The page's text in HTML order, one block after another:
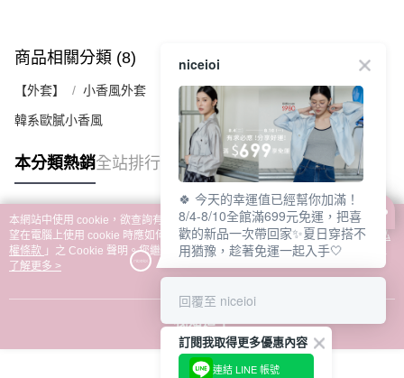
商品相關分類 (8) 查看全部
【外套】 小香風外套
韓系歐膩小香風
本分類熱銷全站排行
熱門標籤
本網站中使用 cookie，欲查詢有關本網站使用 cookie 方式之詳情，及若您不希
望在電腦上使用 cookie 時應如何變更電腦的 cookie 設定，請參閱本網站「
隱私
權條款 」之 Cookie 聲明。您繼續使用本網站即表示您同意本公司得按本網站使
用條款之 Cookie 聲明使用 cookie。
了解更多 >
我知道了
niceioi
🍀 今天的幸運值已經幫你加滿！
8/4-8/10全館滿699元免運，把喜
歡的新品一次帶回家✨夏日穿搭不
用猶豫，趁著免運一起入手🤍
回覆至 niceioi
訂閱我取得更多優惠內容
連結 LINE 帳號